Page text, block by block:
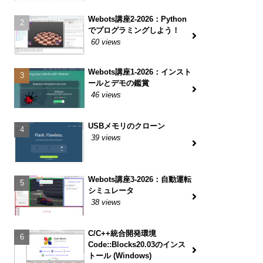
Webots講座2-2026：Python
でプログラミングしよう！
60 views
Webots講座1-2026：インスト
ールとデモの鑑賞
46 views
USBメモリのクローン
39 views
Webots講座3-2026：自動運転
シミュレータ
38 views
C/C++統合開発環境
Code::Blocks20.03のインス
トール (Windows)